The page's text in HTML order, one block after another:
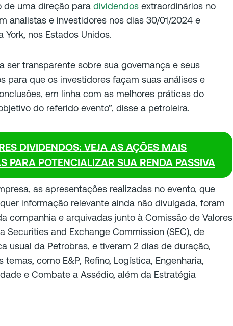
de uma direção para dividendos extraordinários no
analistas e investidores nos dias 30/01/2024 e
York, nos Estados Unidos.
ser transparente sobre sua governança e seus
para que os investidores façam suas análises e
em linha com as melhores práticas do
do referido evento”, disse a petroleira.
DIVIDENDOS: VEJA AS AÇÕES MAIS
PARA POTENCIALIZAR SUA RENDA PASSIVA
as apresentações realizadas no evento, que
informação relevante ainda não divulgada, foram
companhia e arquivadas junto à Comissão de Valores
Securities and Exchange Commission (SEC), de
usual da Petrobras, e tiveram 2 dias de duração,
como E&P, Refino, Logística, Engenharia,
e Combate a Assédio, além da Estratégia